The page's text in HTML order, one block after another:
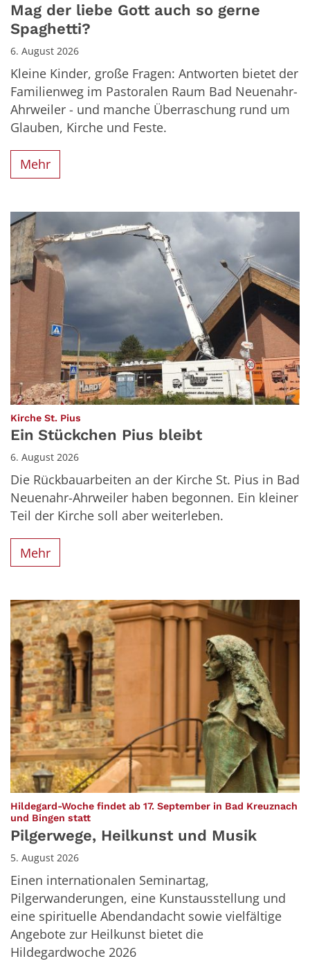
Mag der liebe Gott auch so gerne
Spaghetti?
6. August 2026
Kleine Kinder, große Fragen: Antworten bietet der
Familienweg im Pastoralen Raum Bad Neuenahr-
Ahrweiler - und manche Überraschung rund um
Glauben, Kirche und Feste.
Mehr
Kirche St. Pius
Ein Stückchen Pius bleibt
6. August 2026
Die Rückbauarbeiten an der Kirche St. Pius in Bad
Neuenahr-Ahrweiler haben begonnen. Ein kleiner
Teil der Kirche soll aber weiterleben.
Mehr
Hildegard-Woche findet ab 17. September in Bad Kreuznach
und Bingen statt
Pilgerwege, Heilkunst und Musik
5. August 2026
Einen internationalen Seminartag,
Pilgerwanderungen, eine Kunstausstellung und
eine spirituelle Abendandacht sowie vielfältige
Angebote zur Heilkunst bietet die
Hildegardwoche 2026